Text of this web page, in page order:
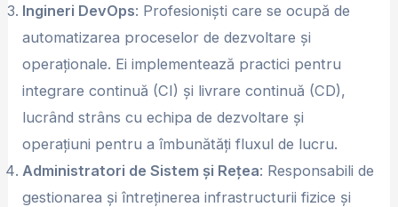
Ingineri DevOps: Profesioniști care se ocupă de
automatizarea proceselor de dezvoltare și
operaționale. Ei implementează practici pentru
integrare continuă (CI) și livrare continuă (CD),
lucrând strâns cu echipa de dezvoltare și
operațiuni pentru a îmbunătăți fluxul de lucru.
Administratori de Sistem și Rețea: Responsabili de
gestionarea și întreținerea infrastructurii fizice și